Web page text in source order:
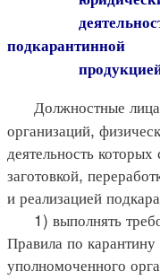
деятельность
подкарантинной
Должностные лица
организаций,
деятельность
заготовкой,
и реализацией
1) выполнять
Правила по
уполномоченного